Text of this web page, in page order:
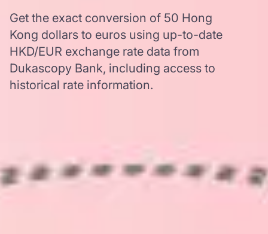
Get the exact conversion of 50 Hong
Kong dollars to euros using up-to-date
HKD/EUR exchange rate data from
Dukascopy Bank, including access to
historical rate information.